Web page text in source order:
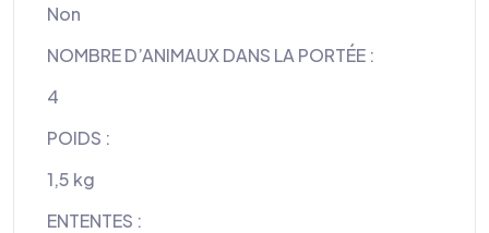
Non
NOMBRE D’ANIMAUX DANS LA PORTÉE :
4
POIDS :
1,5 kg
ENTENTES :